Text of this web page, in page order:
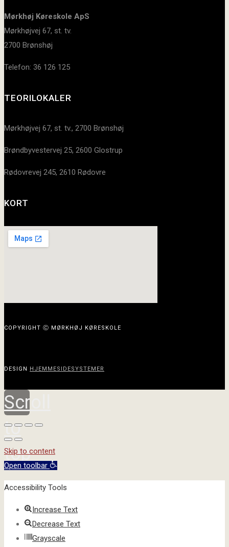
Mørkhøj Køreskole ApS
Mørkhøjvej 67, st. tv.
2700 Brønshøj
Telefon: 36 126 125
TEORILOKALER
Mørkhøjvej 67, st. tv., 2700 Brønshøj
Brøndbyvestervej 25, 2600 Glostrup
Rødovrevej 245, 2610 Rødovre
KORT
COPYRIGHT Ⓒ MØRKHØJ KØRESKOLE
DESIGN HJEMMESIDESYSTEMER
Scroll
to
top
Skip to content
Open toolbar
Accessibility Tools
Increase Text
Decrease Text
Grayscale